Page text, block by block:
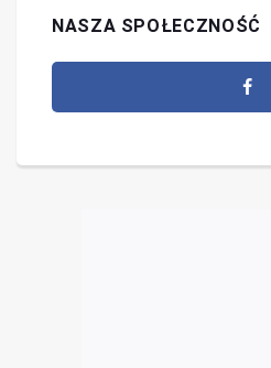
NASZA SPOŁECZNOŚĆ